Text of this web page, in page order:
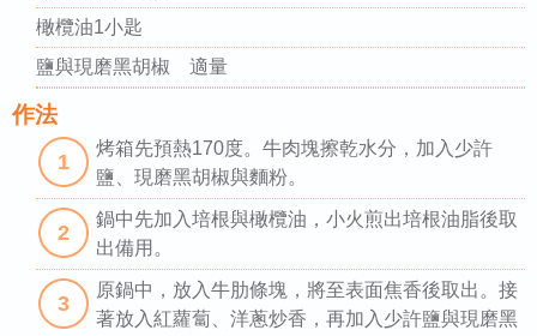
橄欖油1小匙
鹽與現磨黑胡椒 適量
作法
1
烤箱先預熱170度。牛肉塊擦乾水分，加入少許
鹽、現磨黑胡椒與麵粉。
2
鍋中先加入培根與橄欖油，小火煎出培根油脂後取
出備用。
3
原鍋中，放入牛肋條塊，將至表面焦香後取出。接
著放入紅蘿蔔、洋蔥炒香，再加入少許鹽與現磨黑